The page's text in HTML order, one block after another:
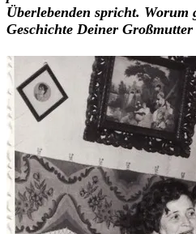
Überlebenden spricht.
Geschichte Deiner